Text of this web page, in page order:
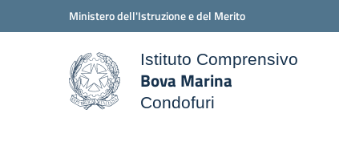
Vai ai contenuti
Vai al menu di navigazioneMinistero dell'Istruzione e del Merito
della scuola
Istituto Comprensivo
Bova Marina
Condofuri